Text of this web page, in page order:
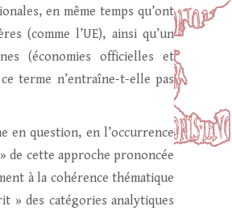
en même temps qu’ont
(comme l’UE), ainsi qu’un
(économies officielles et
terme n’entraîne-t-elle pas
en question, en l’occurrence
de cette approche prononcée
à la cohérence thématique
» des catégories analytiques